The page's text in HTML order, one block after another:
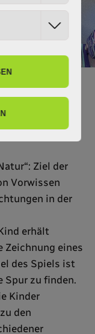
Ziel der
Vorwissen
in der
erhält
Zeichnung eines
des Spiels ist
Spur zu finden.
Kinder
den